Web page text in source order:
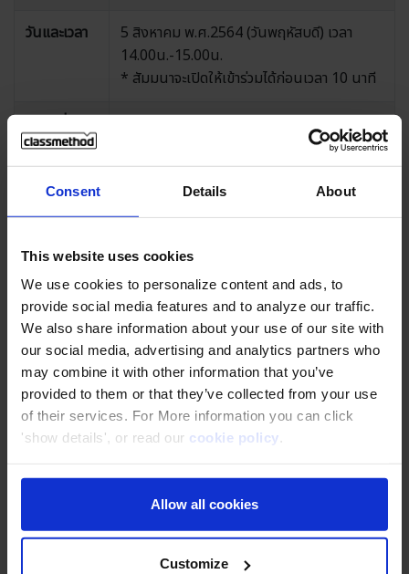
Consent Details About
This website uses cookies
We use cookies to personalize content and ads, to
provide social media features and to analyze our traffic.
We also share information about your use of our site with
our social media, advertising and analytics partners who
may combine it with other information that you’ve
provided to them or that they’ve collected from your use
of their services. For More information you can click
'show details', or read our cookie policy.
Allow all cookies
Customize
วันและเวลา
5 สิงหาคม พ.ศ.2564 (วันพฤหัสบดี) เวลา
14.00น.-15.00น.
* สัมมนาจะเปิดให้เข้าร่วมได้ก่อนเวลา 10 นาที
Online Web Conference (Webinar in
ผู้บรรยาย
คุณ Keisuke Minami จาก Classmethod
Thailand
Thailand
คุณทินภัทร ตรีสุวรรณ์ จาก Classmethod
Thailand
จำนวนผู้เข้า
ร่วมสูงสุด
100 คน
ภาษา ไทย
Classmethod (Thailand) Co., Ltd.